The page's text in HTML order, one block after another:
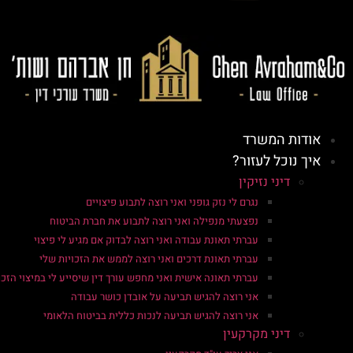
אודות המשרד
איך נוכל לעזור?
דיני נזיקין
נגרם לי נזק גופני ואני רוצה לתבוע פיצויים
נפצעתי מנפילה ואני רוצה לתבוע את חברת הביטוח
עברתי תאונת עבודה ואני רוצה לבדוק אם מגיע לי פיצוי
עברתי תאונת דרכים ואני רוצה לממש את הזכויות שלי
עברתי תאונה אישית ואני מחפש עורך דין שיסייע לי במיצוי
אני רוצה להגיש תביעה על אובדן כושר עבודה
אני רוצה להגיש תביעה לנכות כללית בביטוח הלאומי
דיני מקרקעין